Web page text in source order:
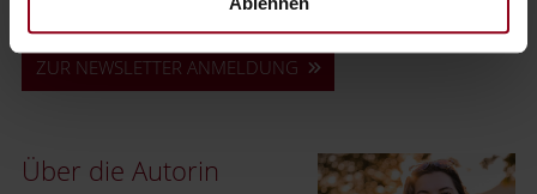
Jetzt keinen Artikel mehr verpassen.
ZUR NEWSLETTER ANMELDUNG
Über die Autorin